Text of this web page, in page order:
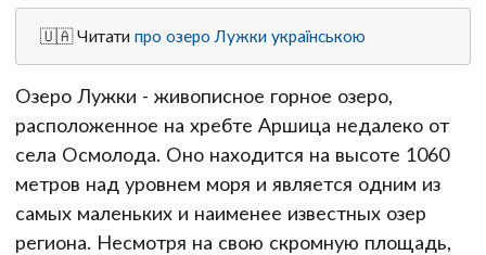
🇺🇦 Читатипро озеро Лужки українською
Озеро Лужки - живописное горное озеро,
расположенное на хребте Аршица недалеко от
села Осмолода. Оно находится на высоте 1060
метров над уровнем моря и является одним из
самых маленьких и наименее известных озер
региона. Несмотря на свою скромную площадь,